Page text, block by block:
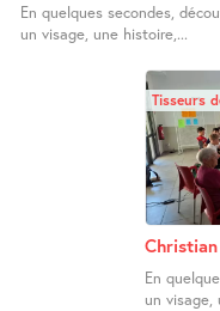
En quelques secondes,
un visage, une histoire,...
Tisseurs
Christian
En
un visage,